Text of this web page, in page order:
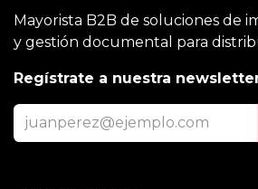
Mayorista B2B de soluciones de
y gestión documental para
Regístrate a nuestra